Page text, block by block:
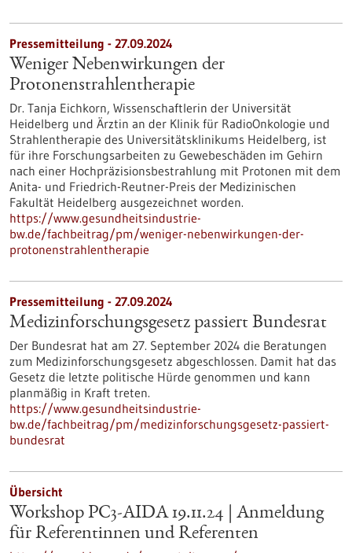
Pressemitteilung - 27.09.2024
Weniger Nebenwirkungen der
Protonenstrahlentherapie
Dr. Tanja Eichkorn, Wissenschaftlerin der Universität
Heidelberg und Ärztin an der Klinik für RadioOnkologie und
Strahlentherapie des Universitätsklinikums Heidelberg, ist
für ihre Forschungsarbeiten zu Gewebeschäden im Gehirn
nach einer Hochpräzisionsbestrahlung mit Protonen mit dem
Anita- und Friedrich-Reutner-Preis der Medizinischen
Fakultät Heidelberg ausgezeichnet worden.
https://www.gesundheitsindustrie-
bw.de/fachbeitrag/pm/weniger-nebenwirkungen-der-
protonenstrahlentherapie
Pressemitteilung - 27.09.2024
Medizinforschungsgesetz passiert Bundesrat
Der Bundesrat hat am 27. September 2024 die Beratungen
zum Medizinforschungsgesetz abgeschlossen. Damit hat das
Gesetz die letzte politische Hürde genommen und kann
planmäßig in Kraft treten.
https://www.gesundheitsindustrie-
bw.de/fachbeitrag/pm/medizinforschungsgesetz-passiert-
bundesrat
Übersicht
Workshop PC3-AIDA 19.11.24 | Anmeldung
für Referentinnen und Referenten